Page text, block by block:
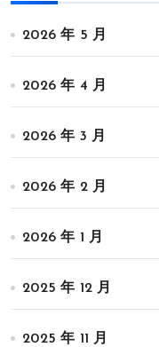
2026 年 5 月
2026 年 4 月
2026 年 3 月
2026 年 2 月
2026 年 1 月
2025 年 12 月
2025 年 11 月